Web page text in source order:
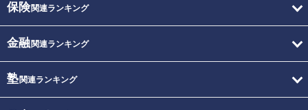
保険関連ランキング
金融関連ランキング
塾関連ランキング